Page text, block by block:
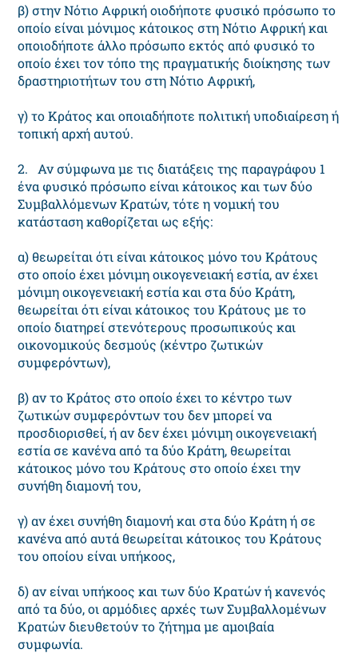
β) στην Νότιο Αφρική οιοδήποτε φυσικό πρόσωπο το
οποίο είναι μόνιμος κάτοικος στη Νότιο Αφρική και
οποιοδήποτε άλλο πρόσωπο εκτός από φυσικό το
οποίο έχει τον τόπο της πραγματικής διοίκησης των
δραστηριοτήτων του στη Νότιο Αφρική,
γ) το Κράτος και οποιαδήποτε πολιτική υποδιαίρεση ή
τοπική αρχή αυτού.
2. Αν σύμφωνα με τις διατάξεις της παραγράφου 1
ένα φυσικό πρόσωπο είναι κάτοικος και των δύο
Συμβαλλόμενων Κρατών, τότε η νομική του
κατάσταση καθορίζεται ως εξής:
α) θεωρείται ότι είναι κάτοικος μόνο του Κράτους
στο οποίο έχει μόνιμη οικογενειακή εστία, αν έχει
μόνιμη οικογενειακή εστία και στα δύο Κράτη,
θεωρείται ότι είναι κάτοικος του Κράτους με το
οποίο διατηρεί στενότερους προσωπικούς και
οικονομικούς δεσμούς (κέντρο ζωτικών
συμφερόντων),
β) αν το Κράτος στο οποίο έχει το κέντρο των
ζωτικών συμφερόντων του δεν μπορεί να
προσδιορισθεί, ή αν δεν έχει μόνιμη οικογενειακή
εστία σε κανένα από τα δύο Κράτη, θεωρείται
κάτοικος μόνο του Κράτους στο οποίο έχει την
συνήθη διαμονή του,
γ) αν έχει συνήθη διαμονή και στα δύο Κράτη ή σε
κανένα από αυτά θεωρείται κάτοικος του Κράτους
του οποίου είναι υπήκοος,
δ) αν είναι υπήκοος και των δύο Κρατών ή κανενός
από τα δύο, οι αρμόδιες αρχές των Συμβαλλομένων
Κρατών διευθετούν το ζήτημα με αμοιβαία
συμφωνία.